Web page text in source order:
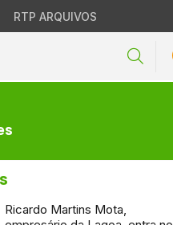
RTP ARQUIVOS
Ricardo Martins Mota,